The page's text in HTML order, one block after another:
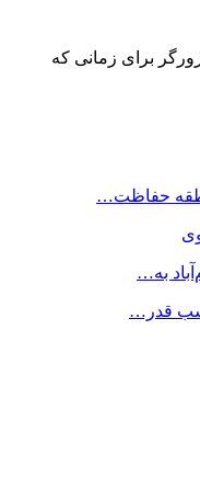
برای زمانی که
حفاظت…
به…
شب قدر…